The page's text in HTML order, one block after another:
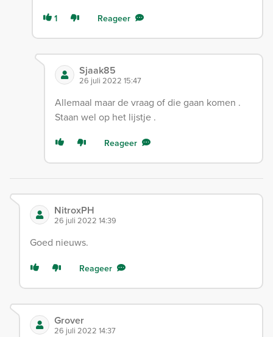
1 Reageer
Sjaak85
26 juli 2022 15:47
Allemaal maar de vraag of die gaan komen .
Staan wel op het lijstje .
Reageer
NitroxPH
26 juli 2022 14:39
Goed nieuws.
Reageer
Grover
26 juli 2022 14:37